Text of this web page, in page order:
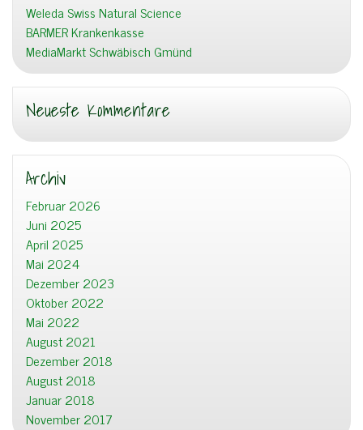
Weleda Swiss Natural Science
BARMER Krankenkasse
MediaMarkt Schwäbisch Gmünd
Neueste Kommentare
Archiv
Februar 2026
Juni 2025
April 2025
Mai 2024
Dezember 2023
Oktober 2022
Mai 2022
August 2021
Dezember 2018
August 2018
Januar 2018
November 2017